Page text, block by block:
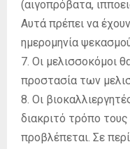
(αιγοπρόβατα,
Αυτά πρέπει να
ημερομηνία
7. Οι μελισσοκόμοι
προστασία των
8. Οι
διακριτό τρόπο
προβλέπεται. Σε